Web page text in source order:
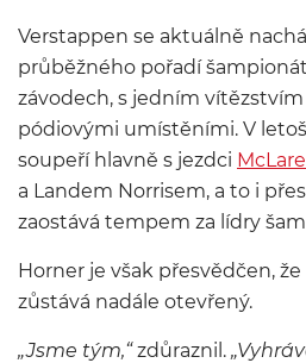
Verstappen se aktuálně
průběžného pořadí
závodech, s jedním
pódiovými umístěními. V
soupeří hlavně s jezdci
a Landem Norrisem, a to i přes
zaostává tempem za lídry
Horner je však přesvědčen,
zůstává nadále otevřený.
„Jsme tým,“zdůraznil.